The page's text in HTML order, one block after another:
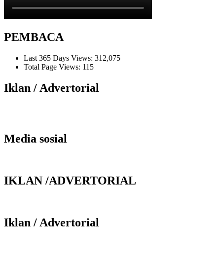
PEMBACA
Last 365 Days Views: 312,075
Total Page Views: 115
Iklan / Advertorial
Media sosial
IKLAN /ADVERTORIAL
Iklan / Advertorial